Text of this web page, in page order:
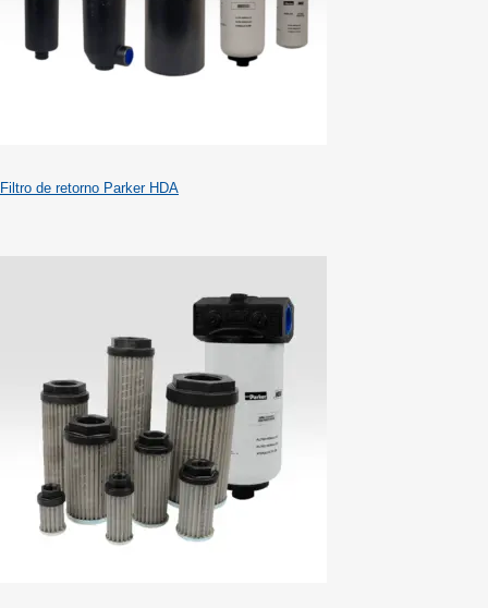
Filtro de retorno Parker HDA